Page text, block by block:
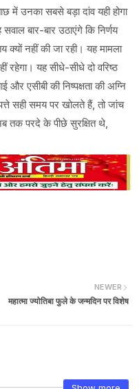
में उनका सबसे बड़ा दांव यही होगा
बार-बार उठाएंगे कि निर्णय
क्यों नहीं की जा रही। यह मामला
रहेगा। यह सीधे-सीधे दो वरिष्ठ
और एसीबी की निष्पक्षता की अग्नि
सही समय पर खोलते हैं, तो जांच
तक परदे के पीछे सुरक्षित थे,
NEWER
महात्मा ज्योतिबा फुले के जन्मदिन पर विशेष